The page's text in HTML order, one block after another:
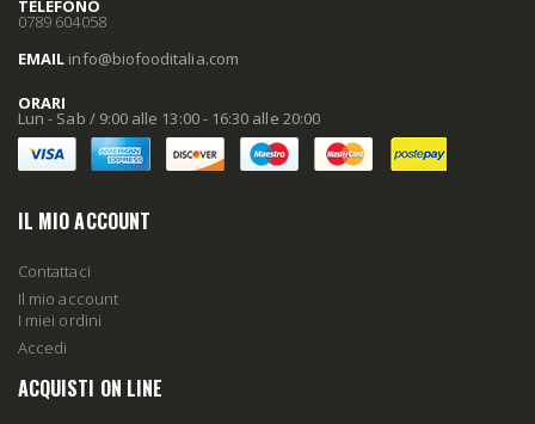
TELEFONO
0789 604058
EMAIL info@biofooditalia.com
ORARI
Lun - Sab / 9:00 alle 13:00 - 16:30 alle 20:00
IL MIO ACCOUNT
Contattaci
Il mio account
I miei ordini
Accedi
ACQUISTI ON LINE